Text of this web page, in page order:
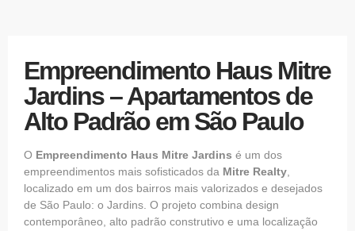
Empreendimento Haus Mitre
Jardins – Apartamentos de
Alto Padrão em São Paulo
O Empreendimento Haus Mitre Jardins é um dos
empreendimentos mais sofisticados da Mitre Realty,
localizado em um dos bairros mais valorizados e desejados
de São Paulo: o Jardins. O projeto combina design
contemporâneo, alto padrão construtivo e uma localização